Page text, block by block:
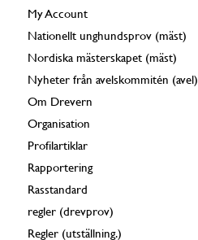
My Account
Nationellt unghundsprov (mäst)
Nordiska mästerskapet (mäst)
Nyheter från avelskommitén (avel)
Om Drevern
Organisation
Profilartiklar
Rapportering
Rasstandard
regler (drevprov)
Regler (utställning.)